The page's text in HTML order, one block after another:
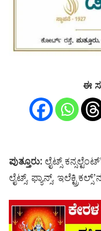
ಈ
ಪುತ್ತೂರು:ಲೈಟ್ಸ್
ಲೈಟ್ಸ್, ಫ್ಯಾನ್ಸ್,